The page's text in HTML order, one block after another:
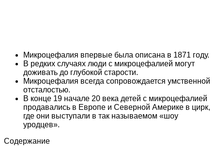
Микроцефалия впервые была описана в 1871 году.
В редких случаях люди с микроцефалией могут
доживать до глубокой старости.
Микроцефалия всегда сопровождается умственной
отсталостью.
В конце 19 начале 20 века детей с микроцефалией
продавались в Европе и Северной Америке в цирк,
где они выступали в так называемом «шоу
уродцев».
Содержание